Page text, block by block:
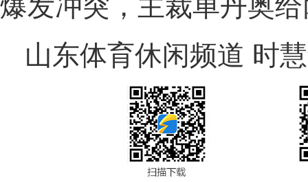
山东体育休闲频道 时